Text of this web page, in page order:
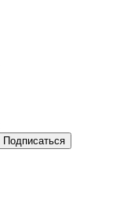
Подписаться